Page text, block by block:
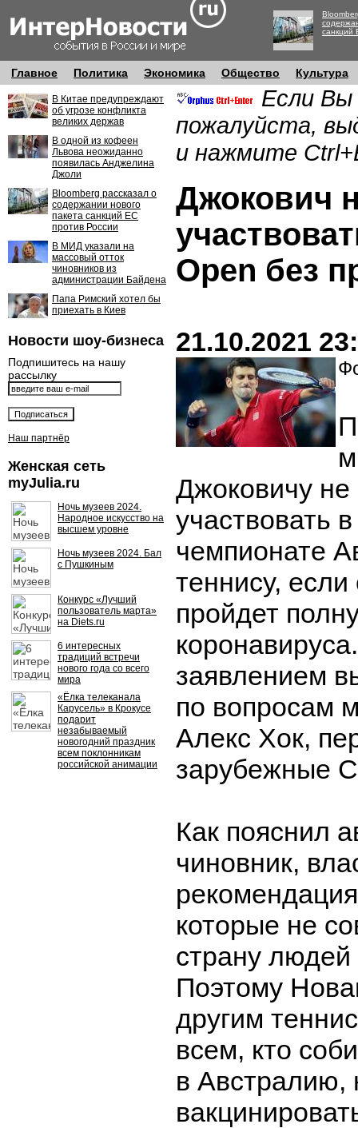
санкций
Главное Политика Экономика Общество Культура
В Китае предупреждают
об угрозе конфликта
великих держав
В одной из кофеен
Львова неожиданно
появилась Анджелина
Джоли
Bloomberg рассказал о
содержании нового
пакета санкций ЕС
против России
В МИД указали на
массовый отток
чиновников из
администрации Байдена
Папа Римский хотел бы
приехать в Киев
Новости шоу-бизнеса
Подпишитесь на нашу
рассылку
Наш партнёр
Женская сеть
myJulia.ru
Ночь музеев 2024.
Народное искусство на
высшем уровне
Ночь музеев 2024. Бал
с Пушкиным
Конкурс «Лучший
пользователь марта»
на Diets.ru
6 интересных
традиций встречи
нового года со всего
мира
«Ёлка телеканала
Карусель» в Крокусе
подарит
незабываемый
новогодний праздник
всем поклонникам
российской анимации
Если Вы
пожалуйста,
и нажмите
Джокович
Open без
21.10.2021
Джоковичу
участвовать
чемпионате
теннису,
пройдет
заявлением
по вопросам
Алекс Хок,
зарубежные
Как пояснил
чиновник,
которые не
страну людей
Поэтому
другим
всем, кто
в Австралию,